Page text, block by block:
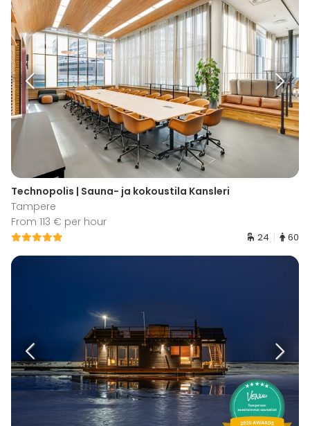
Technopolis | Sauna- ja kokoustila Kansleri
Tampere
From 113 € per hour
24 60